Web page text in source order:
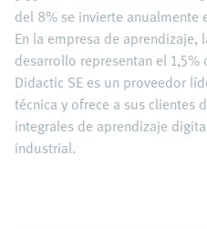
del 8% se invierte anualmente
En la empresa de
desarrollo representan el
Didactic SE es un proveedor
técnica y ofrece a sus clientes
integrales de aprendizaje
industrial.